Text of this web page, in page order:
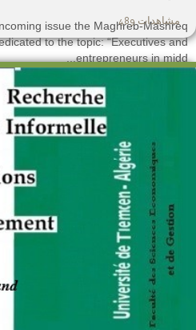
incoming issue the Maghreb-
to the topic: “Executives
entrepreneurs in
مشاهدات 489